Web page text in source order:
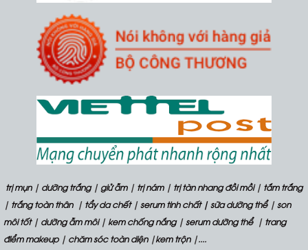
trị mụn| dưỡng trắng| giử ẫm| trị nám| trị tàn nhang đồi mồi| tắm trắng
| trắng toàn thân| tẩy da chết|serum tinh chất | sữa dưỡng thể |son
môi tốt| dưỡng ẫm môi| kem chống nắng|serum dưỡng thể | trang
điểm makeup| chăm sóc toàn diện|kem trộn|....